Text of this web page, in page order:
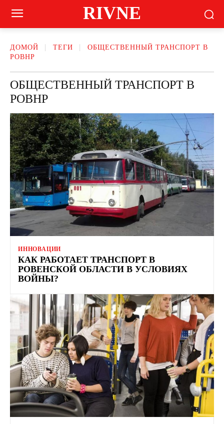
RIVNE
ДОМОЙ ТЕГИ
ОБЩЕСТВЕННЫЙ ТРАНСПОРТ В
РОВНР
ОБЩЕСТВЕННЫЙ ТРАНСПОРТ В
РОВНР
ИННОВАЦИИ
КАК РАБОТАЕТ ТРАНСПОРТ В
РОВЕНСКОЙ ОБЛАСТИ В УСЛОВИЯХ
ВОЙНЫ?